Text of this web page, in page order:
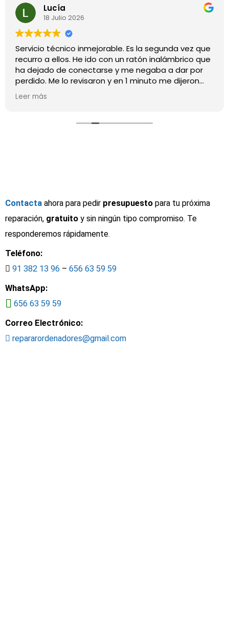
Lucía
18 Julio 2026
Servicio técnico inmejorable. Es la segunda vez que
recurro a ellos. He ido con un ratón inalámbrico que
ha dejado de conectarse y me negaba a dar por
perdido. Me lo revisaron y en 1 minuto me dijeron
que no había nada que hacer. No me han querido
cobrar nada. La vez anterior fui con un disco duro
segundos en diagnosticar que era necesario
Leer más
Contacta ahora para pedir presupuesto para tu próxima
reparación, gratuito y sin ningún tipo compromiso. Te
responderemos rápidamente.
Teléfono:
91 382 13 96 – 656 63 59 59
WhatsApp:
656 63 59 59
Correo Electrónico:
repararordenadores@gmail.com